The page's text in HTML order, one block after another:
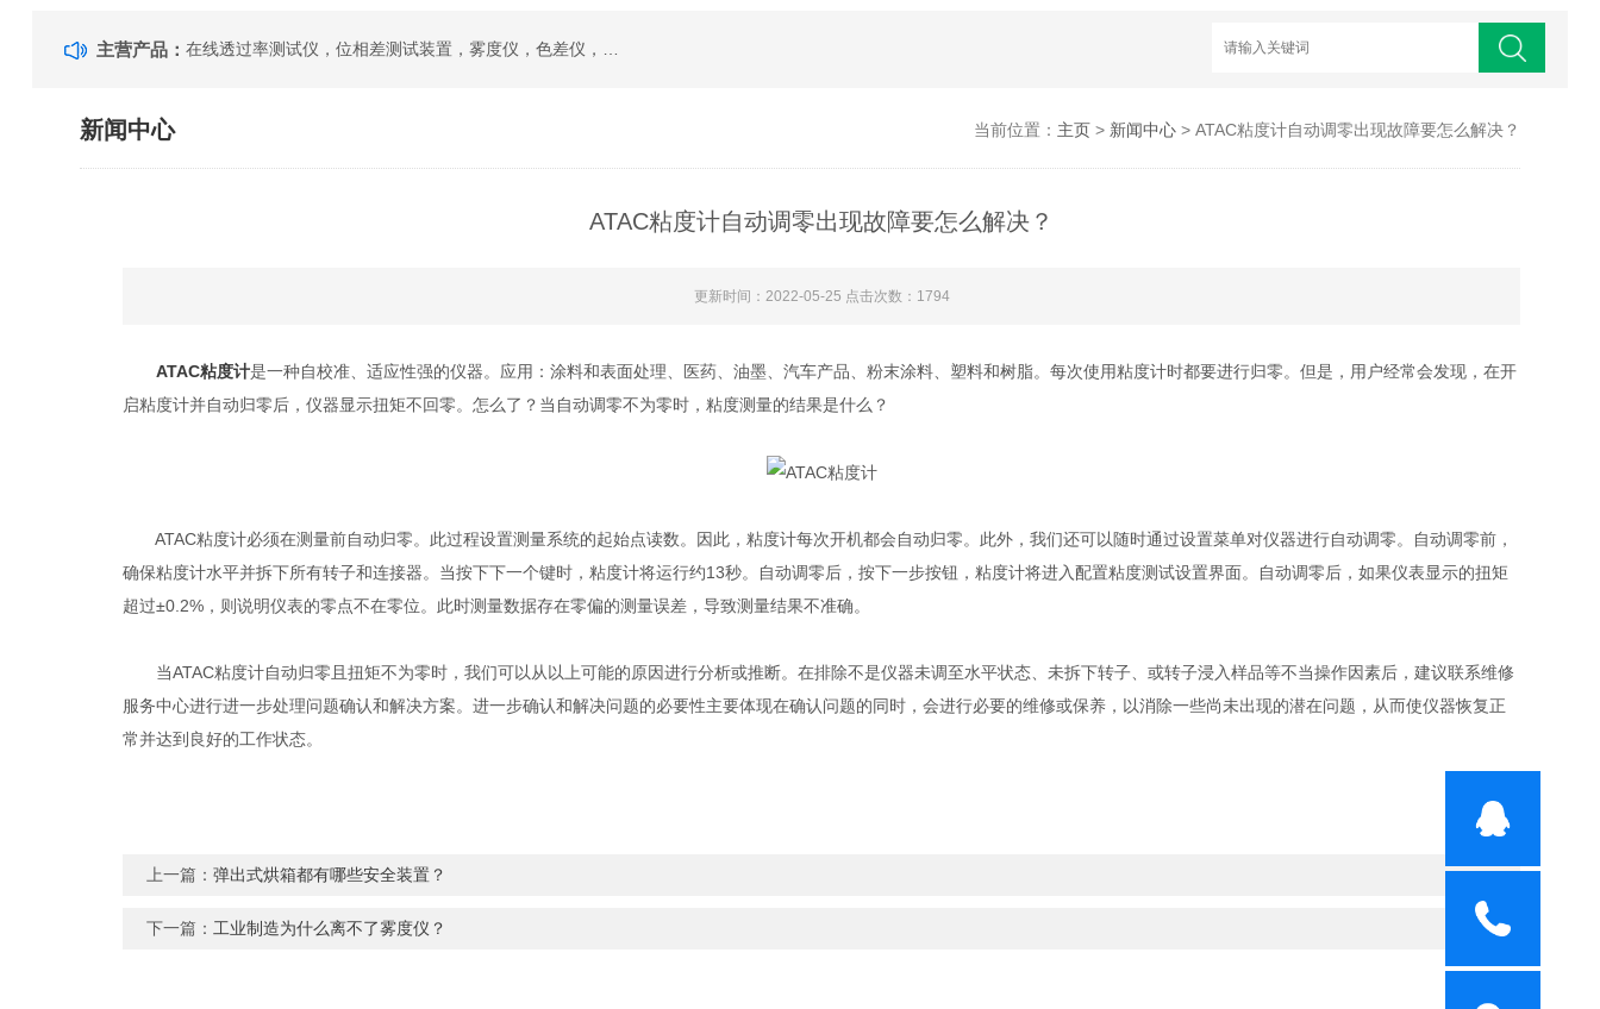
主营产品：
新闻中心 当前位置： 主页> 新闻中心> ATAC粘度计自动调零出现故障要怎么解决？
ATAC粘度计自动调零出现故障要怎么解决？
更新时间：2022-05-25 点击次数：1794
ATAC粘度计是一种自校准、适应性强的仪器。应用：涂料和表面处理、医药、油墨、汽车产品、粉末涂料、塑料和树脂。每次使用粘度计时都要进行归零。但是，用户经常会发现，在开
启粘度计并自动归零后，仪器显示扭矩不回零。怎么了？当自动调零不为零时，粘度测量的结果是什么？
ATAC粘度计必须在测量前自动归零。此过程设置测量系统的起始点读数。因此，粘度计每次开机都会自动归零。此外，我们还可以随时通过设置菜单对仪器进行自动调零。自动调零前，
确保粘度计水平并拆下所有转子和连接器。当按下下一个键时，粘度计将运行约13秒。自动调零后，按下一步按钮，粘度计将进入配置粘度测试设置界面。自动调零后，如果仪表显示的扭矩
超过±0.2%，则说明仪表的零点不在零位。此时测量数据存在零偏的测量误差，导致测量结果不准确。
当ATAC粘度计自动归零且扭矩不为零时，我们可以从以上可能的原因进行分析或推断。在排除不是仪器未调至水平状态、未拆下转子、或转子浸入样品等不当操作因素后，建议联系维修
服务中心进行进一步处理问题确认和解决方案。进一步确认和解决问题的必要性主要体现在确认问题的同时，会进行必要的维修或保养，以消除一些尚未出现的潜在问题，从而使仪器恢复正
常并达到良好的工作状态。
上一篇：弹出式烘箱都有哪些安全装置？
下一篇： 工业制造为什么离不了雾度仪？